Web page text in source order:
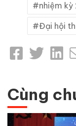
nhiệm
Đại hội
Cùng